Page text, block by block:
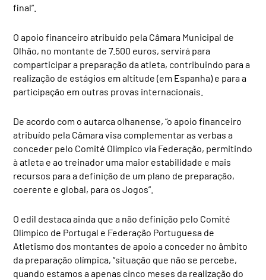
final”.
O apoio financeiro atribuído pela Câmara Municipal de
Olhão, no montante de 7.500 euros, servirá para
comparticipar a preparação da atleta, contribuindo para a
realização de estágios em altitude (em Espanha) e para a
participação em outras provas internacionais.
De acordo com o autarca olhanense, “o apoio financeiro
atribuído pela Câmara visa complementar as verbas a
conceder pelo Comité Olímpico via Federação, permitindo
à atleta e ao treinador uma maior estabilidade e mais
recursos para a definição de um plano de preparação,
coerente e global, para os Jogos”.
O edil destaca ainda que a não definição pelo Comité
Olímpico de Portugal e Federação Portuguesa de
Atletismo dos montantes de apoio a conceder no âmbito
da preparação olímpica, “situação que não se percebe,
quando estamos a apenas cinco meses da realização do